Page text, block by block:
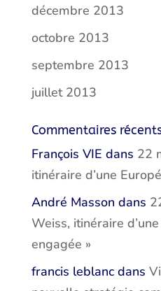
décembre 2013
octobre 2013
septembre 2013
juillet 2013
Commentaires
François VIE dans 22
itinéraire d’une
André Masson dans
Weiss, itinéraire
engagée »
francis leblancdans